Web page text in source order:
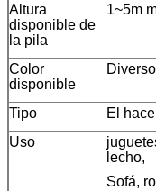
Altura
disponible de
la pila
1~5m
Color
disponible
Tipo
El
Uso
lecho,
Sofá,